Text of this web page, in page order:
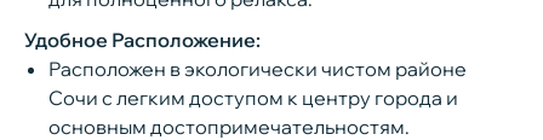
Удобное Расположение:
Расположен в экологически чистом районе
Сочи с легким доступом к центру города и
основным достопримечательностям.
холодильник, вся необходимая посуда,
приборы
Спальная зона с прекрасным видом из
окон, французский балкон, телевизор,
качественное постельное белье
Июнь, июль, август — 15 000₽/ сутки.
Сентябрь —10 500 ₽ / сутки
ноябрь — 7 500 ₽ / сутки.